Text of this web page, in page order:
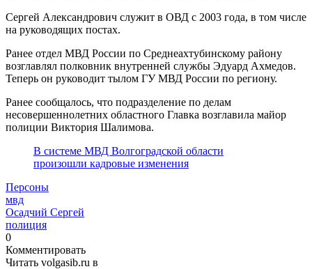
Сергей Александрович служит в ОВД с 2003 года, в том числе
на руководящих постах.
Ранее отдел МВД России по Среднеахтубинскому району
возглавлял полковник внутренней службы Эдуард Ахмедов.
Теперь он руководит тылом ГУ МВД России по региону.
Ранее сообщалось, что подразделение по делам
несовершеннолетних областного Главка возглавила майор
полиции Виктория Шалимова.
В системе МВД Волгоградской области
произошли кадровые изменения
Персоны
мвд
Осадчий Сергей
полиция
0
Комментировать
Читать volgasib.ru в